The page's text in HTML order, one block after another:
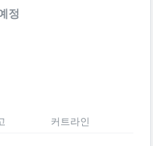
정
커트라인